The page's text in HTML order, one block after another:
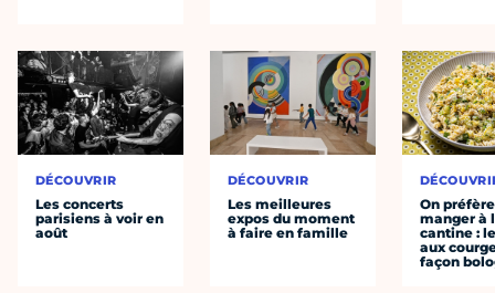
DÉCOUVRIR
Les concerts
parisiens à voir en
août
DÉCOUVRIR
Les meilleures
expos du moment
à faire en famille
On préfère
manger à
cantine :
aux
façon